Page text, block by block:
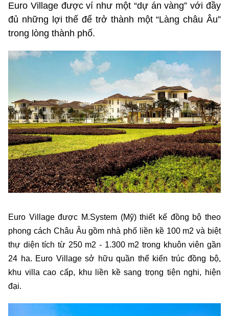
Euro Village được ví như một “dự án vàng” với đầy
đủ những lợi thế để trở thành một “Làng châu Âu”
trong lòng thành phố.
Euro Village được M.System (Mỹ) thiết kế đồng bộ theo
phong cách Châu Âu gồm nhà phố liền kề 100 m2 và biệt
thự diện tích từ 250 m2 - 1.300 m2 trong khuôn viên gần
24 ha. Euro Village sở hữu quần thể kiến trúc đồng bộ,
khu villa cao cấp, khu liền kề sang trọng tiện nghi, hiện
đại.